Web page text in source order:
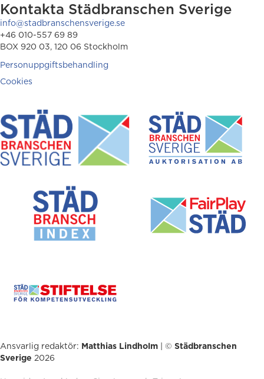
Kontakta Städbranschen Sverige
info@stadbranschensverige.se
+46 010-557 69 89
BOX 920 03, 120 06 Stockholm
Personuppgiftsbehandling
Cookies
Ansvarlig redaktör: Matthias Lindholm | © Städbranschen
Sverige 2026